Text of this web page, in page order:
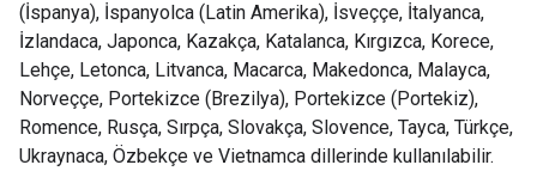
(İspanya), İspanyolca (Latin Amerika), İsveççe, İtalyanca,
İzlandaca, Japonca, Kazakça, Katalanca, Kırgızca, Korece,
Lehçe, Letonca, Litvanca, Macarca, Makedonca, Malayca,
Norveççe, Portekizce (Brezilya), Portekizce (Portekiz),
Romence, Rusça, Sırpça, Slovakça, Slovence, Tayca, Türkçe,
Ukraynaca, Özbekçe ve Vietnamca dillerinde kullanılabilir.